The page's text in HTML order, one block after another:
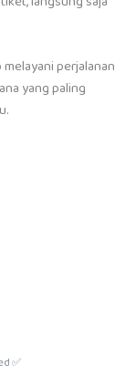
perjalanan
yang paling
✅